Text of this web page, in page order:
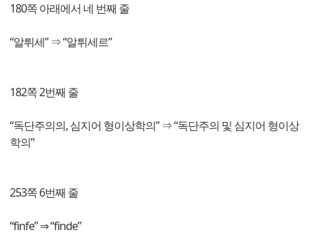
180쪽 아래에서 네 번째 줄
“알튀세” ⇒ “알튀세르”
182쪽 2번째 줄
“독단주의의, 심지어 형이상학의” ⇒ “독단주의 및 심지어 형이상
학의”
253쪽 6번째 줄
“finfe” ⇒ “finde”